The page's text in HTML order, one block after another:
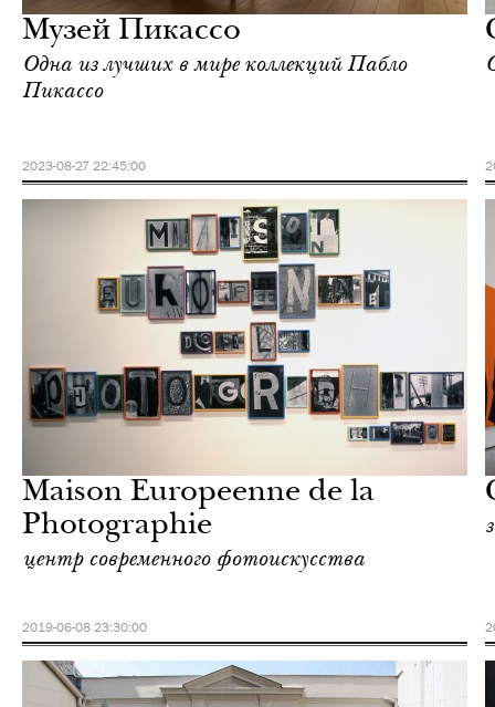
Музей Пикассо
Одна из лучших в мире коллекций Пабло
Пикассо
2023-08-27 22:45:00
Maison Europeenne de la
Photographie
центр современного фотоискусства
2019-06-08 23:30:00